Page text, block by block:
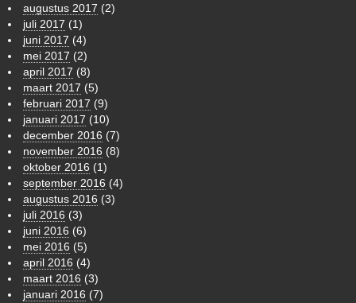
augustus 2017 (2)
juli 2017 (1)
juni 2017 (4)
mei 2017 (2)
april 2017 (8)
maart 2017 (5)
februari 2017 (9)
januari 2017 (10)
december 2016 (7)
november 2016 (8)
oktober 2016 (1)
september 2016 (4)
augustus 2016 (3)
juli 2016 (3)
juni 2016 (6)
mei 2016 (5)
april 2016 (4)
maart 2016 (3)
januari 2016 (7)